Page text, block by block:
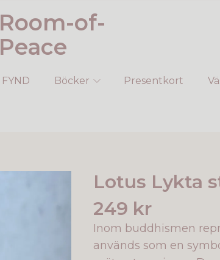
Room-of-
Peace
FYND Böcker Presentkort
Lotus Lykta
249 kr
Inom buddhismen
används som en